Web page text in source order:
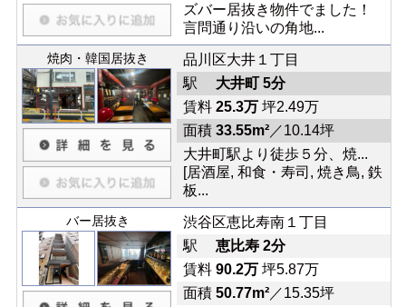
ズバー居抜き物件でました！
言問通り沿いの角地...
焼肉・韓国居抜き
品川区大井１丁目
駅 大井町 5分
賃料 25.3万坪2.49万
面積 33.55m²／10.14坪
大井町駅より徒歩５分、焼...
[居酒屋, 和食・寿司, 焼き鳥, 鉄
板...
バー居抜き
渋谷区恵比寿南１丁目
駅 恵比寿 2分
賃料 90.2万坪5.87万
面積 50.77m²／15.35坪